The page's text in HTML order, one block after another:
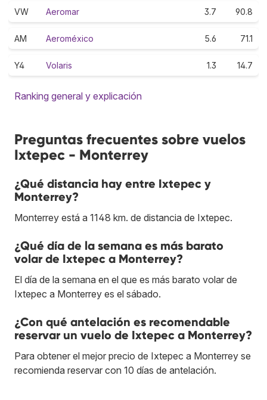
VW Aeromar 3.7 90.8
AM Aeroméxico 5.6 71.1
Y4 Volaris 1.3 14.7
Ranking general y explicación
Preguntas frecuentes sobre vuelos
Ixtepec - Monterrey
¿Qué distancia hay entre Ixtepec y
Monterrey?
Monterrey está a 1148 km. de distancia de Ixtepec.
¿Qué día de la semana es más barato
volar de Ixtepec a Monterrey?
El día de la semana en el que es más barato volar de
Ixtepec a Monterrey es el sábado.
¿Con qué antelación es recomendable
reservar un vuelo de Ixtepec a Monterrey?
Para obtener el mejor precio de Ixtepec a Monterrey se
recomienda reservar con 10 días de antelación.